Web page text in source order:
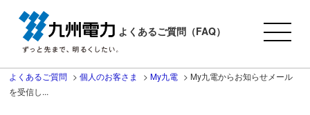
よくあるご質問（FAQ）
よくあるご質問 >個人のお客さま >My九電 > My九電からお知らせメール
を受信し...